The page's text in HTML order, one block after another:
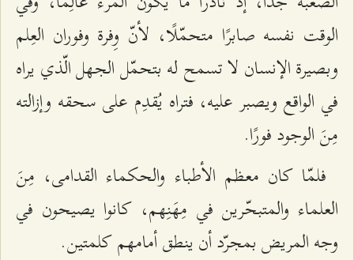
الوقت نفسه صابرًا متحمّلًا، لأنّ وِفرة وفوران العِلم
وبصيرة الإنسان لا تسمح له بتحمّل الجهل الّذي يراه
في الواقع ويصبر عليه، فتراه يُقدِم على سحقه وإزالته
مِنَ الوجود فورًا.
فلمّا كان معظم الأطباء والحكماء القدامى، مِنَ
العلماء والمتبحّرين في مِهَنِهم، كانوا يصيحون في
وجه المريض بمجرّد أن ينطق أمامهم كلمتين.